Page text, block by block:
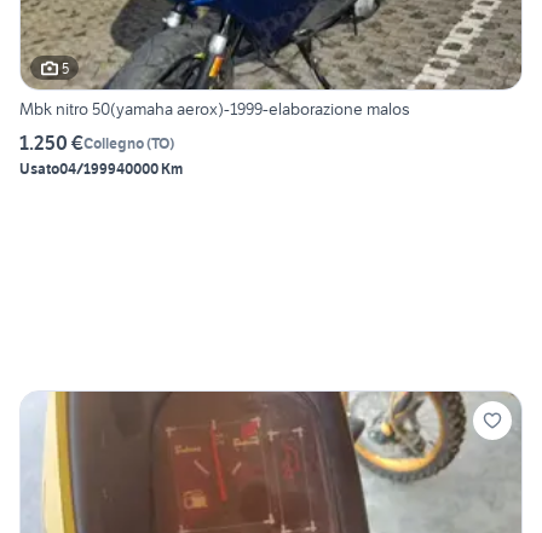
5
Mbk nitro 50(yamaha aerox)-1999-elaborazione malos
1.250 €Collegno(TO)
Usato04/199940000 Km